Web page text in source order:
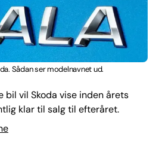
Sådan ser modelnavnet ud.
vil Skoda vise inden årets
klar til salg til efteråret.